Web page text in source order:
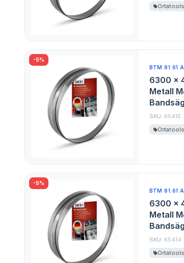
Ortatools
-5%
BTM 81.61
6300 x
Metall
SKU: K5415
Ortatools
-5%
BTM 81.61
6300 x
Metall
SKU: K5414
Ortatools